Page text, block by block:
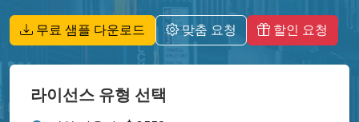
무료 샘플 다운로드 맞춤 요청 할인 요청
라이선스 유형 선택